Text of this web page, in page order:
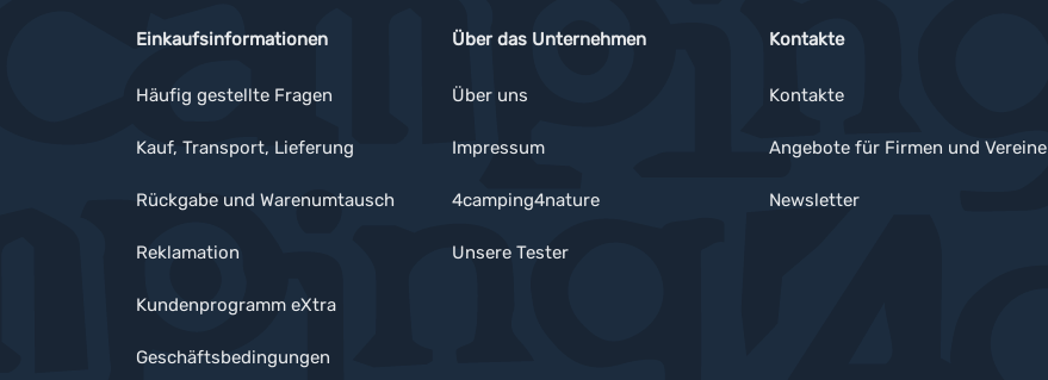
Einkaufsinformationen
Häufig gestellte Fragen
Kauf, Transport, Lieferung
Rückgabe und Warenumtausch
Reklamation
Kundenprogramm eXtra
Geschäftsbedingungen
Über das Unternehmen
Über uns
Impressum
4camping4nature
Unsere Tester
Kontakte
Kontakte
Angebote für Firmen und Vereine
Newsletter